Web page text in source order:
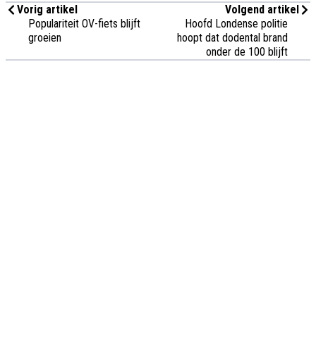
Vorig artikel
Populariteit OV-fiets blijft
groeien
Volgend artikel
Hoofd Londense politie
hoopt dat dodental brand
onder de 100 blijft